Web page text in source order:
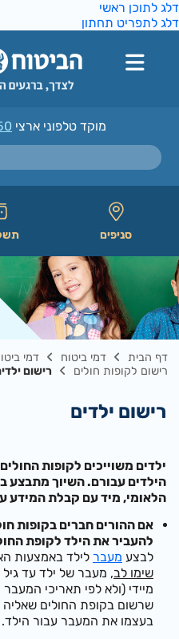
לתוכן ראשי
לתפריט תחתון
מוקד טלפוני ארצי
סניפים
דף הבית דמי ביטוח
דמי ביטוח
רישום לקופות חולים
רישום ילדים
רישום ילדים
ילדים משוייכים לקופות
הילדים עבורם.​ השיוך מתבצע
הלאומי, מיד עם קבלת המידע
אם ההורים חברים בקופות
להעביר את הילד לקופת
לבצעמעברלילד באמצעות
שימו לב
מיידי (ולא לפי תאריכיהמעבר
שרשוםבקופת החולים ש אליה
בעצמואת המעבר עבור הי לד.